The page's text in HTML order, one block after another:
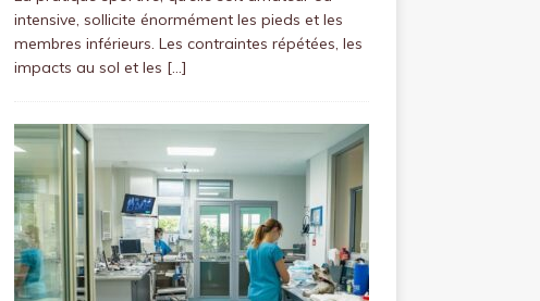
intensive, sollicite énormément les pieds et les
membres inférieurs. Les contraintes répétées, les
impacts au sol et les […]